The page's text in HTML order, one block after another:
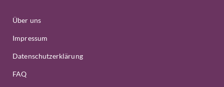
Über uns
Impressum
Datenschutzerklärung
FAQ